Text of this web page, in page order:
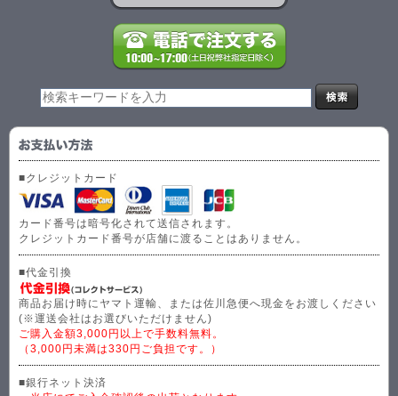
■クレジットカード
カード番号は暗号化されて送信されます。
クレジットカード番号が店舗に渡ることはありません。
■代金引換
商品お届け時にヤマト運輸、または佐川急便へ現金をお渡しください
(※運送会社はお選びいただけません)
ご購入金額3,000円以上で手数料無料。
（3,000円未満は330円ご負担です。）
■銀行ネット決済